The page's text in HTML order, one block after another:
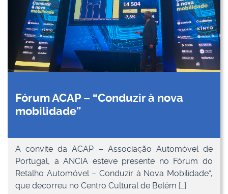
Fórum ACAP – “Conduzir à nova
mobilidade”
A convite da ACAP – Associação Automóvel de
Portugal, a ANCIA esteve presente no Fórum do
Retalho Automóvel – Conduzir à Nova Mobilidade”,
que decorreu no Centro Cultural de Belém […]